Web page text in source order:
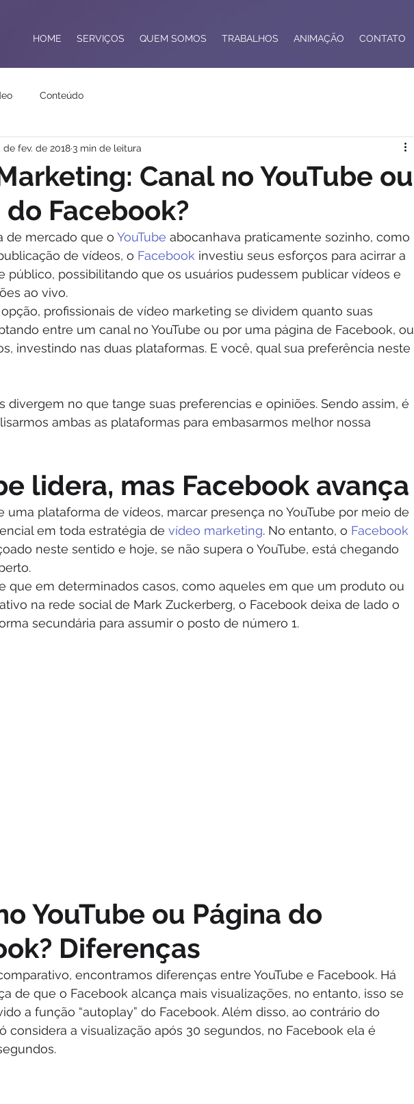
HOME SERVIÇOS QUEM SOMOS TRABALHOS ANIMAÇÃO CONTATO
Conteúdo
Canal no YouTube ou
do Facebook?
de fev. de 20183 min de leitura
de mercado que o YouTube abocanhava praticamente sozinho, como
de vídeos, o Facebook investiu seus esforços para acirrar a
público, possibilitando que os usuários pudessem publicar vídeos e
ao vivo.
profissionais de vídeo marketing se dividem quanto suas
entre um canal no YouTube ou por uma página de Facebook, ou
investindo nas duas plataformas. E você, qual sua preferência neste
divergem no que tange suas preferencias e opiniões. Sendo assim, é
ambas as plataformas para embasarmos melhor nossa
lidera, mas Facebook avança
uma plataforma de vídeos, marcar presença no YouTube por meio de
em toda estratégia de vídeo marketing. No entanto, o Facebook
neste sentido e hoje, se não supera o YouTube, está chegando
que em determinados casos, como aqueles em que um produto ou
na rede social de Mark Zuckerberg, o Facebook deixa de lado o
secundária para assumir o posto de número 1.
YouTube ou Página do
Diferenças
encontramos diferenças entre YouTube e Facebook. Há
de que o Facebook alcança mais visualizações, no entanto, isso se
a função “autoplay” do Facebook. Além disso, ao contrário do
considera a visualização após 30 segundos, no Facebook ela é